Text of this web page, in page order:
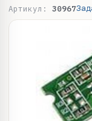
Артикул: 30967